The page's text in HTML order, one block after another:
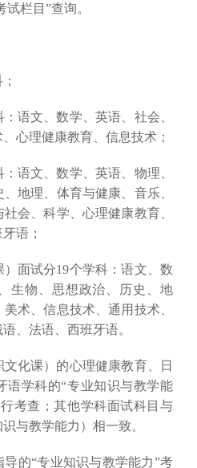
栏目”查询。
语文、数学、英语、社会、
心理健康教育、信息技术；
语文、数学、英语、物理、
地理、体育与健康、音乐、
会、科学、心理健康教育、
语；
面试分19个学科：语文、数
生物、思想政治、历史、地
术、信息技术、通用技术、
、法语、西班牙语。
化课）的心理健康教育、日
语学科的“专业知识与教学能
考查；其他学科面试科目与
与教学能力）相一致。
的“专业知识与教学能力”考